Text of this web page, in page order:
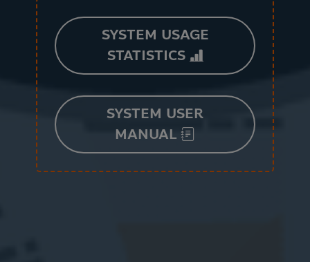
SYSTEM USAGE
STATISTICS
SYSTEM USER
MANUAL